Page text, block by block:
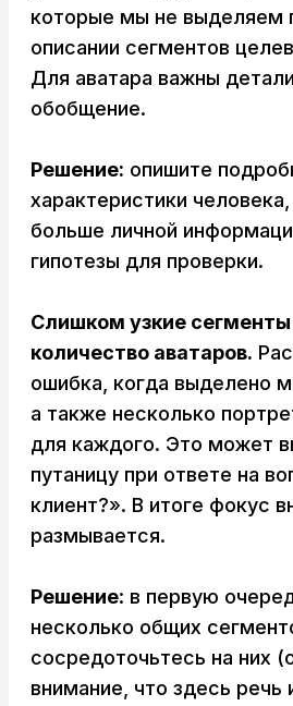
которые мы не выделяем
описании сегментов
Для аватара важны
обобщение.
Решение: опишите
характеристики
больше личной
гипотезы для проверки.
Слишком узкие
количество аватаров.
ошибка, когда выделено
а также несколько
для каждого. Это может
путаницу при ответе на
клиент?». В итоге фокус
размывается.
Решение: в первую
несколько общих
сосредоточьтесь на них
внимание, что здесь речь